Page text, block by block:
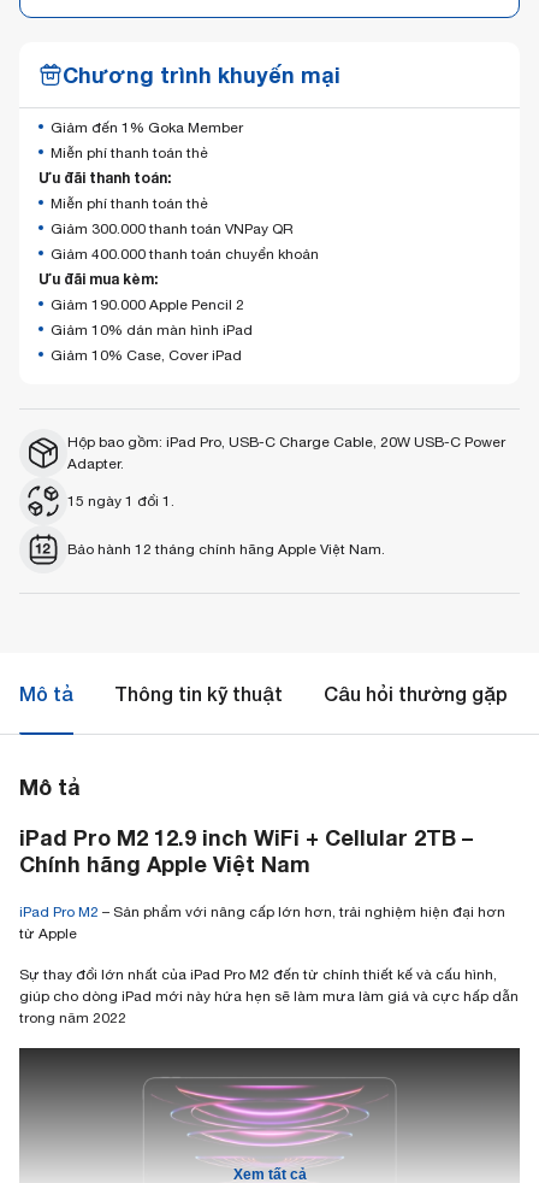
Chương trình khuyến mại
Giảm đến 1% Goka Member
Miễn phí thanh toán thẻ
Ưu đãi thanh toán:
Miễn phí thanh toán thẻ
Giảm 300.000 thanh toán VNPay QR
Giảm 400.000 thanh toán chuyển khoản
Ưu đãi mua kèm:
Giảm 190.000 Apple Pencil 2
Giảm 10% dán màn hình iPad
Giảm 10% Case, Cover iPad
Hộp bao gồm: iPad Pro, USB-C Charge Cable, 20W USB-C Power
Adapter.
15 ngày 1 đổi 1.
Bảo hành 12 tháng chính hãng Apple Việt Nam.
Mô tả Thông tin kỹ thuật Câu hỏi thường gặp
Mô tả
iPad Pro M2 12.9 inch WiFi + Cellular 2TB –
Chính hãng Apple Việt Nam
iPad Pro M2 – Sản phẩm với nâng cấp lớn hơn, trải nghiệm hiện đại hơn
từ Apple
Sự thay đổi lớn nhất của iPad Pro M2 đến từ chính thiết kế và cấu hình,
giúp cho dòng iPad mới này hứa hẹn sẽ làm mưa làm giá và cực hấp dẫn
trong năm 2022
Xem tất cả